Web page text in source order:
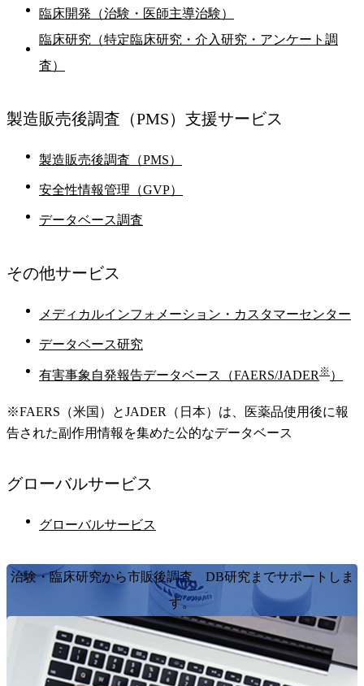
臨床開発（治験・医師主導治験）
臨床研究（特定臨床研究・介入研究・アンケート調
査）
製造販売後調査 （PMS）支援サービス
製造販売後調査（PMS）
安全性情報管理（GVP）
データベース調査
その他サービス
メディカルインフォメーション・カスタマーセンター
データベース研究
有害事象自発報告データベース（FAERS/JADER ※ ）
※FAERS（米国）とJADER（日本）は、医薬品使用後に報
告された副作用情報を集めた公的なデータベース
グローバルサービス
グローバルサービス
治験・臨床研究から市販後調査、DB研究までサポートしま
す。